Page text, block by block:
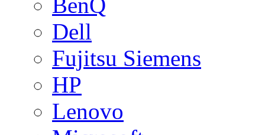
Dell
Fujitsu Siemens
HP
Lenovo